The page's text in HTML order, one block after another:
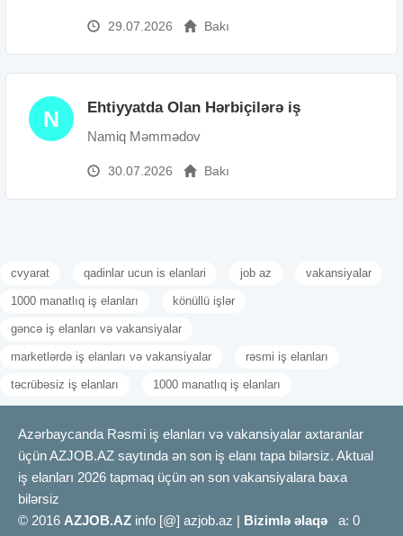
29.07.2026 Bakı
N Ehtiyyatda Olan Hərbiçilərə iş
Namiq Məmmədov
30.07.2026 Bakı
cvyarat qadinlar ucun is elanlari job az vakansiyalar
1000 manatlıq iş elanları könüllü işlər
gəncə iş elanları və vakansiyalar
marketlərdə iş elanları və vakansiyalar rəsmi iş elanları
təcrübəsiz iş elanları 1000 manatlıq iş elanları
Azərbaycanda Rəsmi iş elanları və vakansiyalar axtaranlar
üçün AZJOB.AZ saytında ən son iş elanı tapa bilərsiz. Aktual
iş elanları 2026 tapmaq üçün ən son vakansiyalara baxa
bilərsiz
© 2016 AZJOB.AZ info [@] azjob.az | Bizimlə əlaqə a: 0